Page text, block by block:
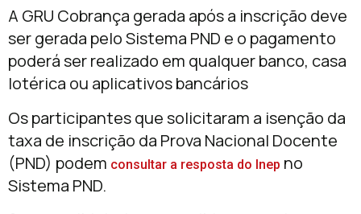
A GRU Cobrança gerada após a inscrição deve
ser gerada pelo Sistema PND e o pagamento
poderá ser realizado em qualquer banco, casa
lotérica ou aplicativos bancários
Os participantes que solicitaram a isenção da
taxa de inscrição da Prova Nacional Docente
(PND) podem consultar a resposta do Inep no
Sistema PND.